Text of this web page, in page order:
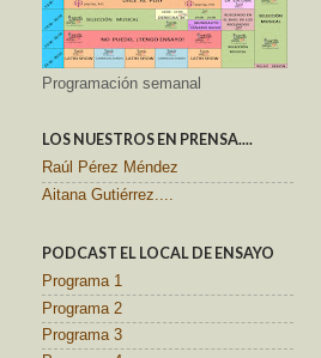
Programación semanal
LOS NUESTROS EN PRENSA....
Raúl Pérez Méndez
Aitana Gutiérrez....
PODCAST EL LOCAL DE ENSAYO
Programa 1
Programa 2
Programa 3